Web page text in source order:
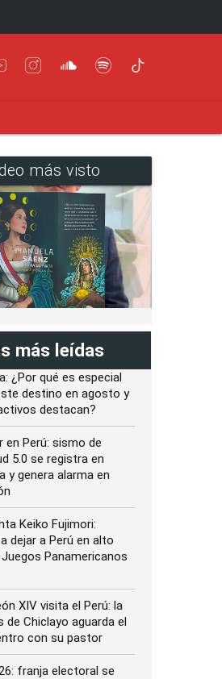
más visto
más leídas
¿Por qué es especial
destino en agosto y
destacan?
en Perú: sismo de
5.0 se registra en
y genera alarma en
Keiko Fujimori:
dejar a Perú en alto
Panamericanos
XIV visita el Perú: la
de Chiclayo aguarda el
con su pastor
franja electoral se